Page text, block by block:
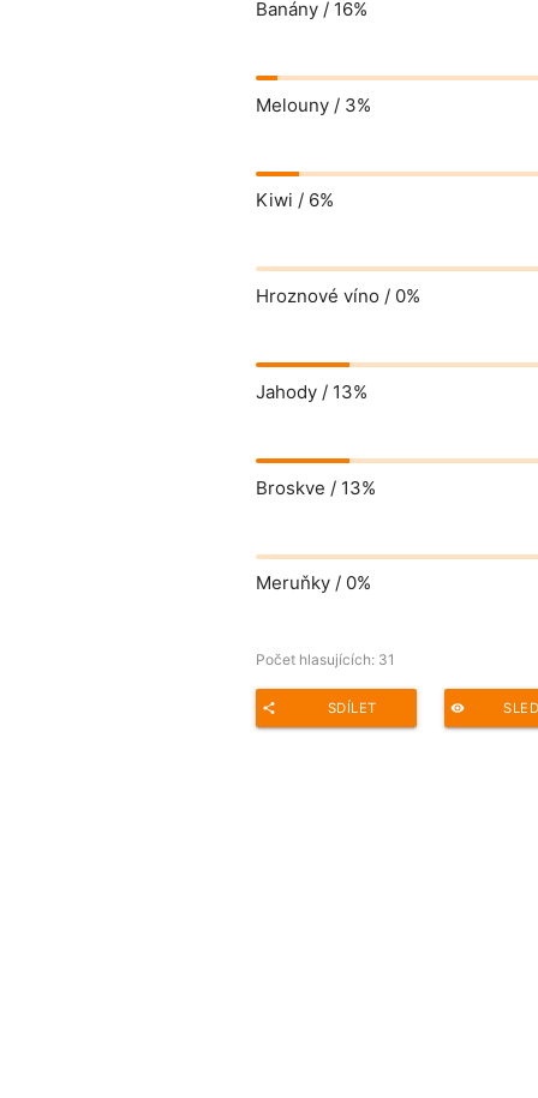
Banány / 16%
Melouny / 3%
Kiwi / 6%
Hroznové víno / 0%
Jahody / 13%
Broskve / 13%
Meruňky / 0%
Počet hlasujících: 31
share SDÍLET remove_red_eye